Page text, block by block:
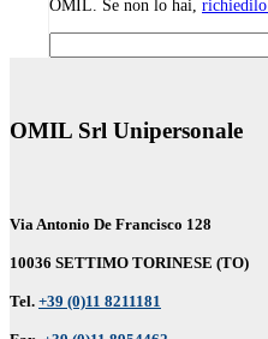
OMIL. Se non lo hai,
OMIL Srl Unipersonale
Via Antonio De Francisco 128
10036 SETTIMO TORINESE (TO)
Tel. +39 (0)11 8211181